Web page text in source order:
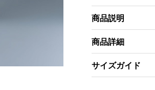
商品説明
商品詳細
サイズガイド